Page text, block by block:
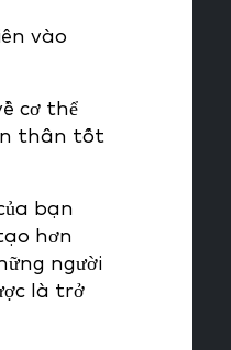
vào
cơ thể
thân tốt
bạn
hơn
người
là trở